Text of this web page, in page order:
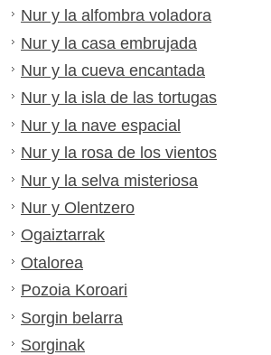
Nur y la alfombra voladora
Nur y la casa embrujada
Nur y la cueva encantada
Nur y la isla de las tortugas
Nur y la nave espacial
Nur y la rosa de los vientos
Nur y la selva misteriosa
Nur y Olentzero
Ogaiztarrak
Otalorea
Pozoia Koroari
Sorgin belarra
Sorginak